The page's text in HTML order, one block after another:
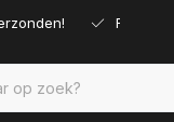
Ruim